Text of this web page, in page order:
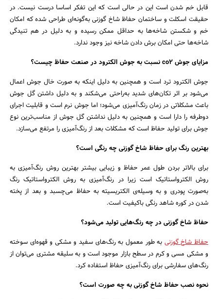
قابل خم شدن است این در حالی است که این تفکر اساسا درست نیست. در
حقیقت اسکلت و ساختمان حفاظ شاخ گوزنی به‌گونه‌ای طراحی شده که امکان
خم و شکستن شاخه‌ها به حداقل ممکن رسیده و به دلیل در هم تنیدگی
شاخه‌ها حتی امکان برش دادن شاخه نیز وجود ندارد.
مزایای جوش co2 نسبت به جوش الکترود در صنعت حفاظ چیست؟
جوش الکترود ترد است و همچنین به دلیل اینکه به صورت خال جوش اعمال
می‌شود بر اثر تکان‌های شدید به‌راحتی می‌شکند و به دلیل داشتن گل جوش
باعث مشکلاتی در زمان رنگ‌آمیزی می‌شود؛ اما جوش نرم است و قابلیت اجرای
دوطرفه را دارا است و همچنین به دلیل نداشتن گل جوش از مناسب‌ترین نوع
جوش برای تولید حفاظ است که مشکلات بعد از رنگ‌آمیزی را مرتفع می‌سازد.
بهترین رنگ برای حفاظ شاخ گوزنی چه رنگی است؟
برای بالاتر بردن طول عمر حفاظ و زیبایی بیشتر بهترین روش رنگ‌آمیزی به
روش الکترواستاتیک است زیرا در رنگ‌آمیزی به روش الکترواستاتیک رنگ
به‌صورت پودری و به وسیله‌ی الکتریسیته به حفاظ می‌چسبد و بعد از پخته
شدن در کوره شاهد رنگی باکیفیت است.
حفاظ شاخ گوزنی در چه رنگ‌هایی تولید می‌شود؟
حفاظ شاخ گوزنی به طور معمول به رنگ‌های سفید و مشکی و قهوه‌ای سوخته
و مشکی مسی و کرم در سطح بازار موجود است و به سلیقه مشتری می‌توان از
رنگ‌های سفارشی برای رنگ‌آمیزی حفاظ استفاده کرد.
نحوه نصب حفاظ شاخ گوزنی به چه صورت است؟